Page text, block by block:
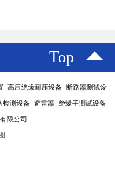
Top
高压绝缘耐压设备 断路器测试设
测设备 避雷器 绝缘子测试设备
限公司